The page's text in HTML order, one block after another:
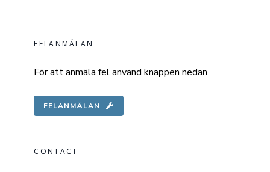
FELANMÄLAN
För att anmäla fel använd knappen nedan
FELANMÄLAN
CONTACT